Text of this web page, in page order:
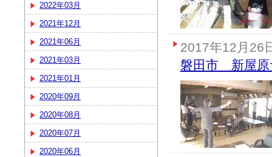
2022年03月
2021年12月
2021年06月
2021年03月
2021年01月
2020年09月
2020年08月
2020年07月
2020年06月
2017年12月26
磐田市 新屋原